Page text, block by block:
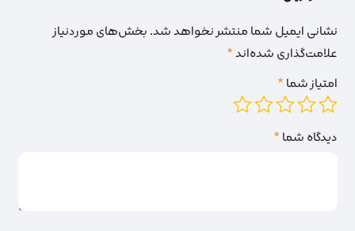
نشانی ایمیل شما منتشر نخواهد شد.بخش‌های موردنیاز
علامت‌گذاری شده‌اند*
امتیاز شما*
دیدگاه شما*